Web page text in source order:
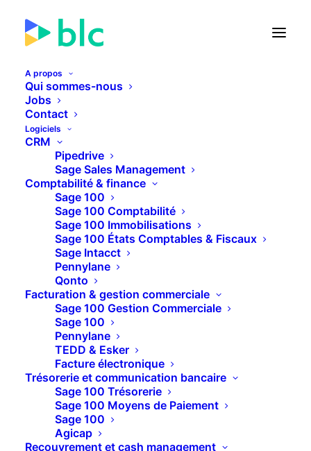
A propos
Qui sommes-nous
Jobs
Contact
Logiciels
CRM
Pipedrive
Sage Sales Management
Comptabilité & finance
Sage 100
Sage 100 Comptabilité
Sage 100 Immobilisations
Sage 100 États Comptables & Fiscaux
Sage Intacct
Pennylane
Qonto
Facturation & gestion commerciale
Sage 100 Gestion Commerciale
Sage 100
Pennylane
TEDD & Esker
Facture électronique
Trésorerie et communication bancaire
Sage 100 Trésorerie
Sage 100 Moyens de Paiement
Sage 100
Agicap
Recouvrement et cash management
🚀 Lancement de la Facture
24JOURS04HEURES45
PLUS D'INFOS
ACS – Personnaliser
les libellés des
écritures